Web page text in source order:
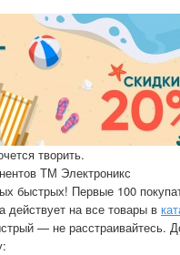
творить.
ТМ Электроникс
быстрых! Первые 100
действует на все товары в
— не расстраивайтесь.